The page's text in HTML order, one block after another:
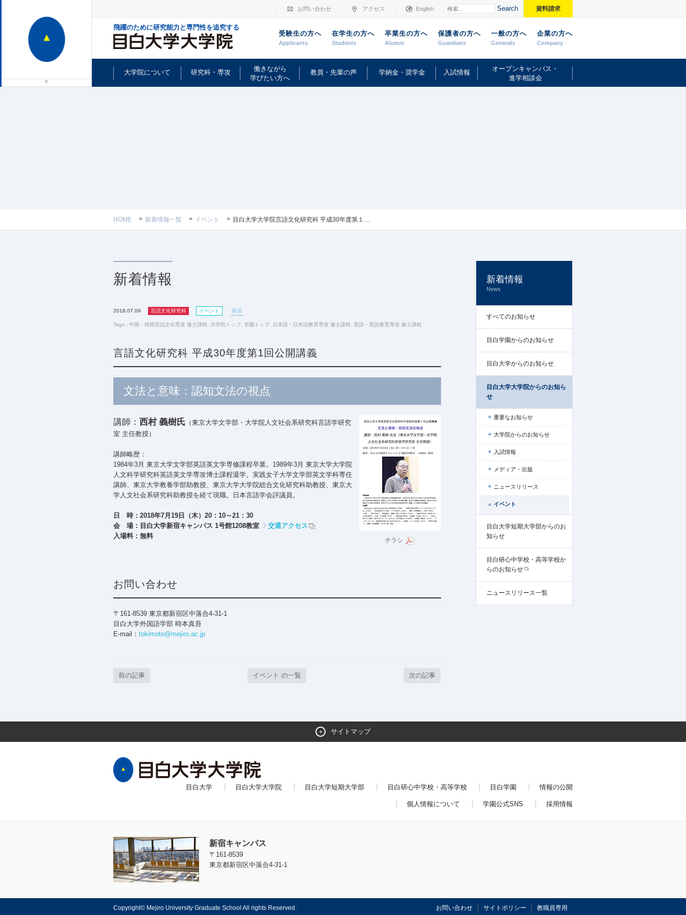
飛躍のために研究能力と専門性を追究する
お問い合わせ アクセス English Search 資料請求
受験生の方へ
Applicants
在学生の方へ
Students
卒業生の方へ
Alumni
保護者の方へ
Guardians
一般の方へ
Generals
企業の方へ
Company
大学院について 研究科・専攻
働きながら
学びたい方へ
教員・先輩の声 学納金・奨学金 入試情報
オープンキャンパス・
進学相談会
HOME 新着情報一覧 イベント 目白大学大学院言語文化研究科 平成30年度第１回公開講義「文法と意味：認知文法の視点」
新着情報
2018.07.09 言語文化研究科 イベント 新宿
Tags : 中国・韓国言語文化専攻 修士課程 大学院トップ 学園トップ 日本語・日本語教育専攻 修士課程 英語・英語教育専攻 修士課程
言語文化研究科 平成30年度第1回公開講義
文法と意味：認知文法の視点
チラシ
講師： 西村 義樹氏 （東京大学文学部・大学院人文社会系研究科言語学研究
室 主任教授）
講師略歴：
1984年3月 東京大学文学部英語英文学専修課程卒業。1989年3月 東京大学大学院
人文科学研究科英語英文学専攻博士課程退学。実践女子大学文学部英文学科専任
講師、東京大学教養学部助教授、東京大学大学院総合文化研究科助教授、東京大
学人文社会系研究科助教授を経て現職。日本言語学会評議員。
日 時：2018年7月19日（木）20：10～21：30
会 場：目白大学新宿キャンパス 1号館1208教室
交通アクセス
入場料：無料
お問い合わせ
〒161-8539 東京都新宿区中落合4-31-1
目白大学外国語学部 時本真吾
E-mail： tokimoto@mejiro.ac.jp
前の記事 イベント の一覧 次の記事
新着情報
News
すべてのお知らせ
目白学園からのお知らせ
目白大学からのお知らせ
目白大学大学院からのお知ら
せ
重要なお知らせ
大学院からのお知らせ
入試情報
メディア・出版
ニュースリリース
イベント
目白大学短期大学部からのお
知らせ
目白研心中学校・高等学校か
らのお知らせ
ニュースリリース一覧
サイトマップ
目白大学 目白大学大学院 目白大学短期大学部 目白研心中学校・高等学校 目白学園 情報の公開
個人情報について 学園公式SNS 採用情報
新宿キャンパス
〒161-8539
東京都新宿区中落合4-31-1
Copyright© Mejiro University Graduate School All rights Reserved. お問い合わせ サイトポリシー 教職員専用